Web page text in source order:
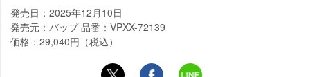
発売日：2025年12月10日
発売元：バップ 品番：VPXX-72139
価格：29,040円（税込）